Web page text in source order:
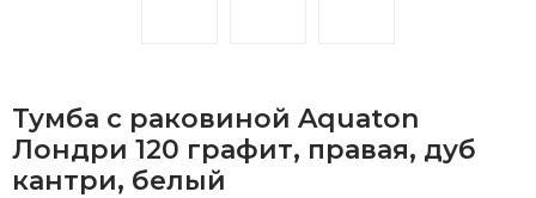
Тумба с раковиной Aquaton
Лондри 120 графит, правая, дуб
кантри, белый